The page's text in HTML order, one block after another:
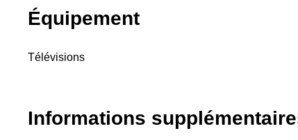
Équipement
Télévisions
Informations